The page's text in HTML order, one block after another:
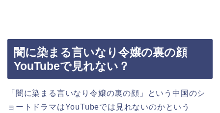
闇に染まる言いなり令嬢の裏の顔
YouTubeで見れない？
「闇に染まる言いなり令嬢の裏の顔」という中国のシ
ョートドラマはYouTubeでは見れないのかという